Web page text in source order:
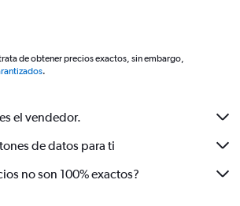
de obtener precios exactos, sin embargo,
.
el vendedor.
de datos para ti
no son 100% exactos?